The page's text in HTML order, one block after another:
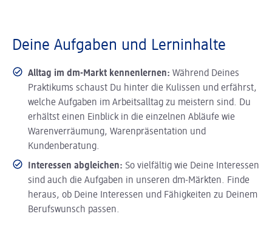
Deine Aufgaben und Lerninhalte
Alltag im dm-Markt kennenlernen: Während Deines
Praktikums schaust Du hinter die Kulissen und erfährst,
welche Aufgaben im Arbeitsalltag zu meistern sind. Du
erhältst einen Einblick in die einzelnen Abläufe wie
Warenverräumung, Warenpräsentation und
Kundenberatung.
Interessen abgleichen: So vielfältig wie Deine Interessen
sind auch die Aufgaben in unseren dm-Märkten. Finde
heraus, ob Deine Interessen und Fähigkeiten zu Deinem
Berufswunsch passen.